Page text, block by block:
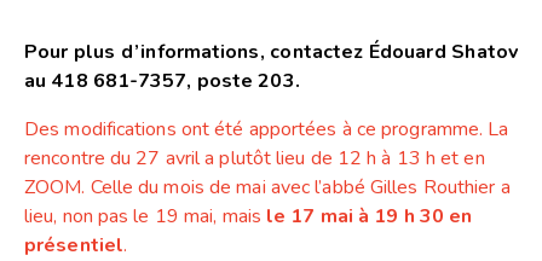
Pour plus d’informations, contactez Édouard Shatov
au 418 681-7357, poste 203.
Des modifications ont été apportées à ce programme. La
rencontre du 27 avril a plutôt lieu de 12 h à 13 h et en
ZOOM. Celle du mois de mai avec l’abbé Gilles Routhier a
lieu, non pas le 19 mai, mais le 17 mai à 19 h 30 en
présentiel.